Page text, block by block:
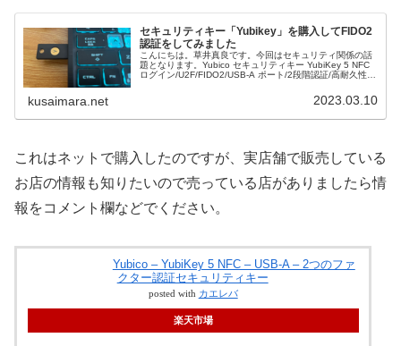
セキュリティキー「Yubikey」を購入してFIDO2
認証をしてみました
こんにちは。草井真良です。今回はセキュリティ関係の話
題となります。Yubico セキュリティキー YubiKey 5 NFC
ログイン/U2F/FIDO2/USB-A ポート/2段階認証/高耐久性/
kusaimara.net 2023.03.10
これはネットで購入したのですが、実店舗で販売している
お店の情報も知りたいので売っている店がありましたら情
報をコメント欄などでください。
Yubico – YubiKey 5 NFC – USB-A – 2つのファ
クター認証セキュリティキー
posted with カエレバ
楽天市場